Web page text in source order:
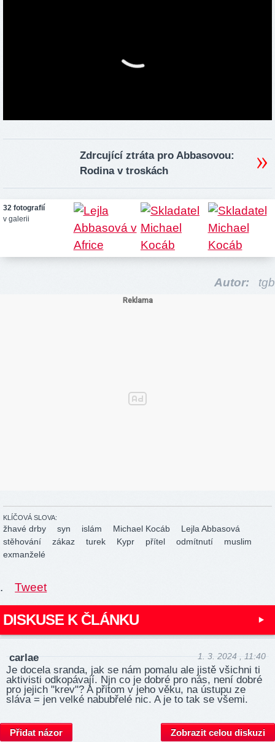
Zdrcující ztráta pro Abbasovou:
Rodina v troskách
32 fotografií
v galerii
Autor: tgb
KLÍČOVÁ SLOVA:
žhavé drby syn islám Michael Kocáb
Lejla Abbasová
stěhování
zákaz turek Kypr přítel odmítnutí
muslim
exmanželé
. Tweet
DISKUSE K ČLÁNKU
carlae 1. 3. 2024 , 11:40
Je docela sranda, jak se nám pomalu ale jistě všichni ti
aktivisti odkopávají. Njn co je dobré pro nás, není dobré
pro jejich "krev"? A přitom v jeho věku, na ústupu ze
sláva = jen velké nabubřelé nic. A je to tak se všemi.
Přidat názor Zobrazit celou diskuzi